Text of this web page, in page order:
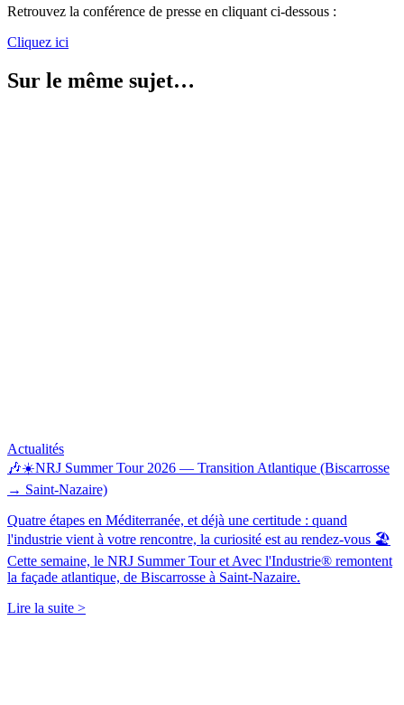
Retrouvez la conférence de presse en cliquant ci-dessous :
Cliquez ici
Sur le même sujet…
Actualités
🎶☀️NRJ Summer Tour 2026 — Transition Atlantique (Biscarrosse
→ Saint-Nazaire)
Quatre étapes en Méditerranée, et déjà une certitude : quand
l'industrie vient à votre rencontre, la curiosité est au rendez-vous 🏖️
Cette semaine, le NRJ Summer Tour et Avec l'Industrie® remontent
la façade atlantique, de Biscarrosse à Saint-Nazaire.
Lire la suite >